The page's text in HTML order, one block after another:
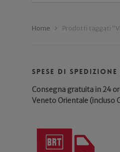
Home Prodotti taggati
Spese di spedizione
Consegna gratuita in 24
Veneto Orientale (incluso